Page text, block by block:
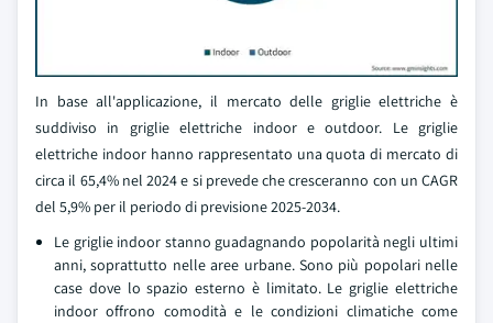
In base all'applicazione, il mercato delle griglie elettriche è
suddiviso in griglie elettriche indoor e outdoor. Le griglie
elettriche indoor hanno rappresentato una quota di mercato di
circa il 65,4% nel 2024 e si prevede che cresceranno con un CAGR
del 5,9% per il periodo di previsione 2025-2034.
Le griglie indoor stanno guadagnando popolarità negli ultimi
anni, soprattutto nelle aree urbane. Sono più popolari nelle
case dove lo spazio esterno è limitato. Le griglie elettriche
indoor offrono comodità e le condizioni climatiche come